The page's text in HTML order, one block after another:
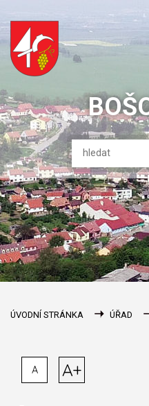
ÚVODNÍ STRÁNKA ÚŘAD
A A+